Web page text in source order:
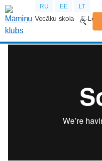
RU EE LT
Vecāku skola E-